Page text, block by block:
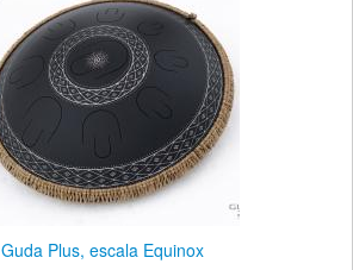
Guda Plus, escala Equinox